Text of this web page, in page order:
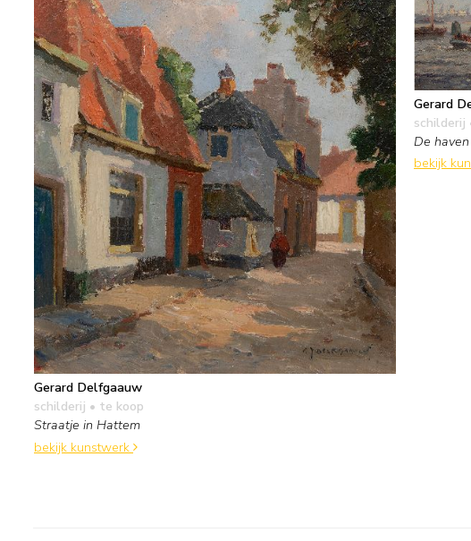
Gerard Delfgaauw
schilderij • te koop
Straatje in Hattem
bekijk kunstwerk
Gerard
schilderij
De
bekijk